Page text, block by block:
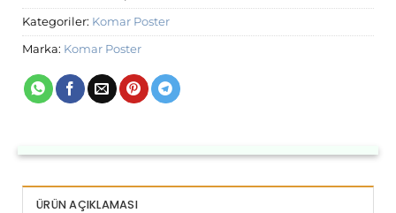
Kategoriler: Komar Poster
Marka: Komar Poster
ÜRÜN AÇIKLAMASI